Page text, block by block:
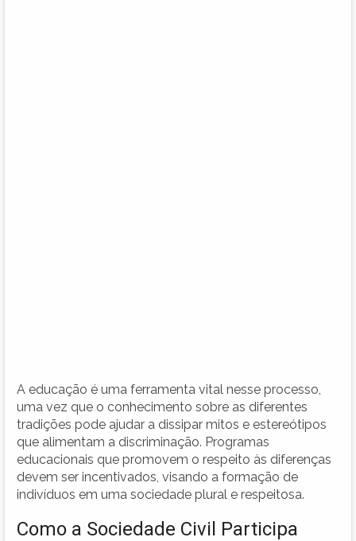
A educação é uma ferramenta vital nesse processo,
uma vez que o conhecimento sobre as diferentes
tradições pode ajudar a dissipar mitos e estereótipos
que alimentam a discriminação. Programas
educacionais que promovem o respeito às diferenças
devem ser incentivados, visando a formação de
indivíduos em uma sociedade plural e respeitosa.
Como a Sociedade Civil Participa